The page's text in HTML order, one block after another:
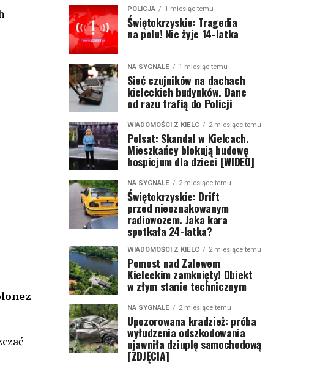
POLICJA 1 miesiąc temu
Świętokrzyskie: Tragedia
na polu! Nie żyje 14-latka
NA SYGNALE 1 miesiąc temu
Sieć czujników na dachach
kieleckich budynków. Dane
od razu trafią do Policji
WIADOMOŚCI Z KIELC 2 miesiące temu
Polsat: Skandal w Kielcach.
Mieszkańcy blokują budowę
hospicjum dla dzieci [WIDEO]
NA SYGNALE 2 miesiące temu
Świętokrzyskie: Drift
przed nieoznakowanym
radiowozem. Jaka kara
spotkała 24-latka?
WIADOMOŚCI Z KIELC 2 miesiące temu
Pomost nad Zalewem
Kieleckim zamknięty! Obiekt
w złym stanie technicznym
NA SYGNALE 2 miesiące temu
Upozorowana kradzież: próba
wyłudzenia odszkodowania
ujawniła dziuplę samochodową
[ZDJĘCIA]